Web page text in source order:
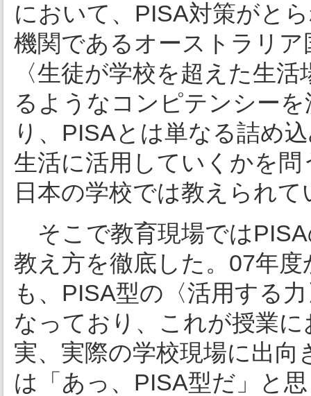
において、PISA対策がと
機関であるオーストラリ
〈生徒が学校を超えた生
るようなコンピテンシー
り、PISAとは単なる詰め
生活に活用していくかを
日本の学校では教えられ
そこで教育現場では
教え方を徹底した。07年
も、PISA型の〈活用する
なっており、これが授業
実、実際の学校現場に出
は「あっ、PISA型だ」と